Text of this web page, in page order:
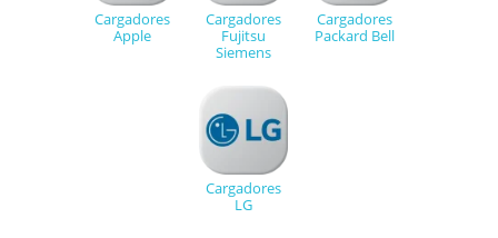
Cargadores
Apple
Cargadores
Fujitsu
Siemens
Cargadores
Packard Bell
Cargadores
LG